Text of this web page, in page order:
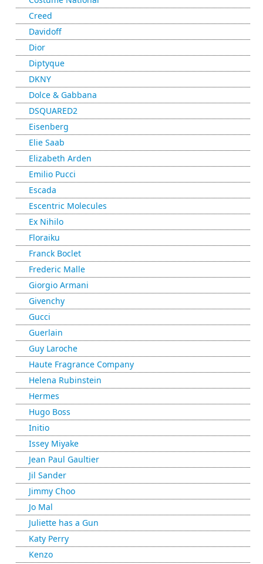
Creed
Davidoff
Dior
Diptyque
DKNY
Dolce & Gabbana
DSQUARED2
Eisenberg
Elie Saab
Elizabeth Arden
Emilio Pucci
Escada
Escentric Molecules
Ex Nihilo
Floraiku
Franck Boclet
Frederic Malle
Giorgio Armani
Givenchy
Gucci
Guerlain
Guy Laroche
Haute Fragrance Company
Helena Rubinstein
Hermes
Hugo Boss
Initio
Issey Miyake
Jean Paul Gaultier
Jil Sander
Jimmy Choo
Jo Mal
Juliette has a Gun
Katy Perry
Kenzo